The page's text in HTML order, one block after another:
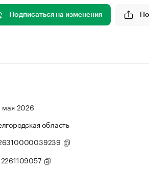
Подписаться на изменения
мая 2026
область